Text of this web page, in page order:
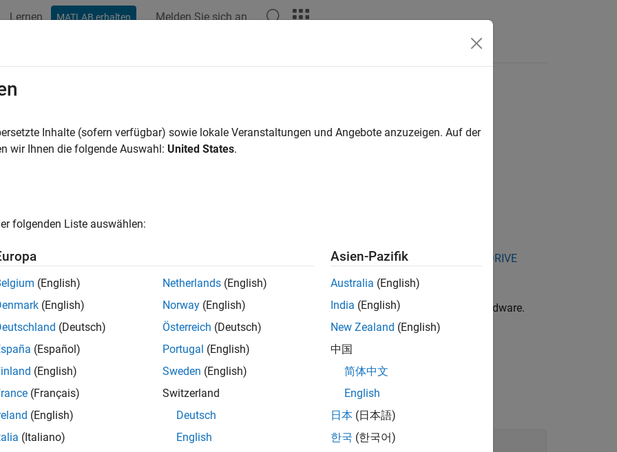
Lernen MATLAB erhalten Melden Sie sich an
L4T version of theNVIDIA Jetsonhardware
Required:
MATLAB Coder Support Package for NVIDIA Jetson and NVIDIA DRIVE
add-on.
hwObj)displays the version number of the Linux for Tegra (L4T) installed on the NVIDIA hardware.
theLinux for Tegra Version of a
Inhalte (sofern verfügbar) sowie lokale Veranstaltungen und Angebote anzuzeigen. Auf der
wir Ihnen die folgende Auswahl: United States.
folgenden Liste auswählen:
(English)
(English)
(Deutsch)
(Español)
(English)
(Français)
(English)
(Italiano)
Netherlands (English)
Norway (English)
Österreich (Deutsch)
Portugal (English)
Sweden (English)
Switzerland
Deutsch
English
Asien-Pazifik
Australia (English)
India (English)
New Zealand (English)
中国
简体中文
English
日本 (日本語)
한국 (한국어)